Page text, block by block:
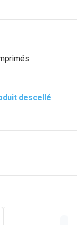
descellé
un effet